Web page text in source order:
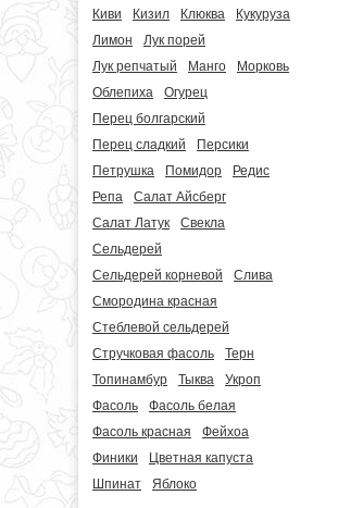
Киви
Кизил Клюква
Кукуруза
Лимон
Лук порей
Лук репчатый
Манго
Морковь
Облепиха
Огурец
Перец болгарский
Перец сладкий
Персики
Петрушка
Помидор
Редис
Репа
Салат Айсберг
Салат Латук
Свекла
Сельдерей
Сельдерей корневой
Слива
Смородина красная
Стеблевой сельдерей
Стручковая фасоль
Терн
Топинамбур
Тыква
Укроп
Фасоль
Фасоль белая
Фасоль красная
Фейхоа
Финики
Цветная капуста
Шпинат
Яблоко